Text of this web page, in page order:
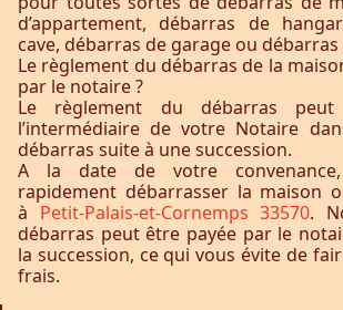
d’appartement, débarras de
cave, débarras de garage ou débarras
Le règlement du débarras de la
par le notaire ?
Le règlement du débarras
l’intermédiaire de votre Notaire
débarras suite à une succession.
A la date de votre
rapidement débarrasser la maison
à Petit-Palais-et-Cornemps 33570.
débarras peut être payée par le
la succession, ce qui vous évite de
frais.